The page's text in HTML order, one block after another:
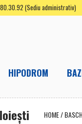
(Sediu administrativ)
HIPODROM
HOME/